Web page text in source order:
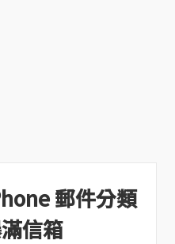
郵件分類
信箱